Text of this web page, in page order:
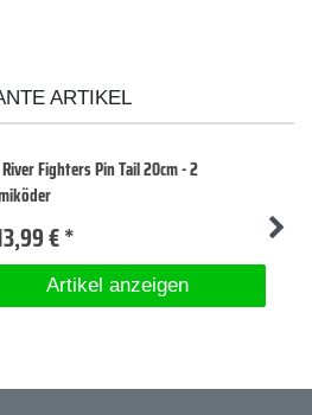
ARTIKEL
Fighters Pin Tail 20cm - 2
€ *
Artikel anzeigen